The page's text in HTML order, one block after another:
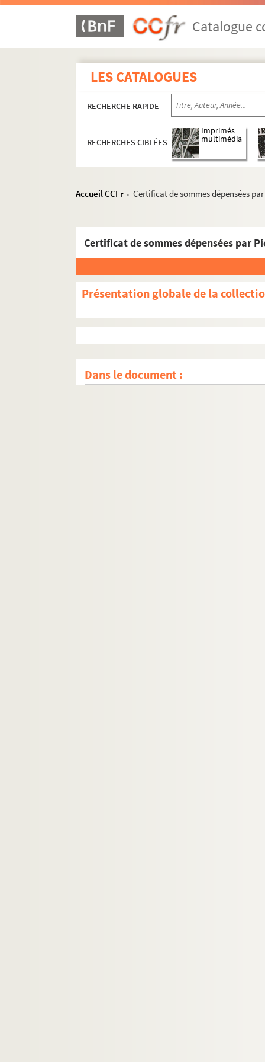
Catalogue
LES CATALOGUES
RECHERCHE RAPIDE
RECHERCHES CIBLÉES
Imprimés
multimédia
Accueil CCFr > Certificat de sommes dépensées
Présentation globale de la
Dans le document :